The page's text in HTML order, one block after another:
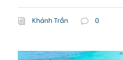
Khánh Trần 0